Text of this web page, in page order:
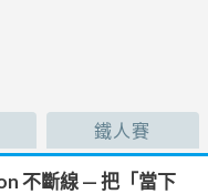
鐵人賽
不斷線 — 把「當下